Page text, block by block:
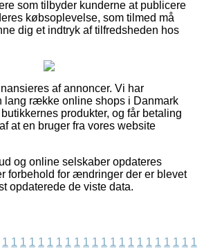
som tilbyder kunderne at publicere
købsoplevelse, som tilmed må
dig et indtryk af tilfredsheden hos
af annoncer. Vi har
lang række online shops i Danmark
produkter, og får betaling
at en bruger fra vores website
og online selskaber opdateres
forbehold for ændringer der er blevet
opdaterede de viste data.
1 1 1 1 1 1 1 1 1 1 1 1 1 1 1 1 1 1 1 1 1 1